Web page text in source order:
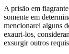
A prisão em
somente em
mencionarei alguns
exauri-los,
exsurgir outros